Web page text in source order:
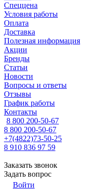
Спеццена
Условия работы
Оплата
Доставка
Полезная информация
Акции
Бренды
Статьи
Новости
Вопросы и ответы
Отзывы
График работы
Контакты
8 800 200-50-67
8 800 200-50-67
+7(4822)73-50-25
8 910 836 97 59
Заказать звонок
Задать вопрос
Войти